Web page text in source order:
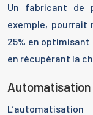
Un fabricant de
exemple, pourrait
25% en
en récupérant la